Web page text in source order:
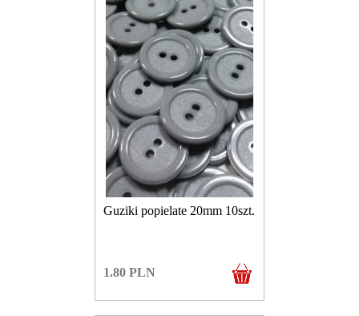
Guziki popielate 20mm 10szt.
1.80 PLN